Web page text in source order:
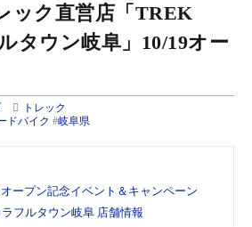
ック直営店「TREK
タウン岐阜」10/19オー
トレック
ドバイク #岐阜県
ープン記念イベント＆キャンペーン
フルタウン岐阜 店舗情報